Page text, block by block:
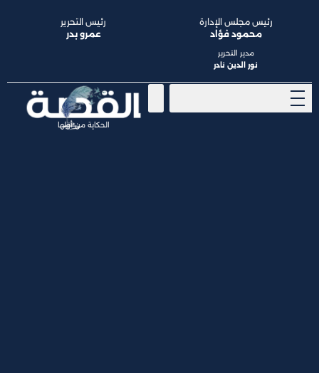
الحكاية من أولها
رئيس مجلس الإدارة
محمود فؤاد
مدير التحرير
نور الدين نادر
رئيس التحرير
عمرو بدر